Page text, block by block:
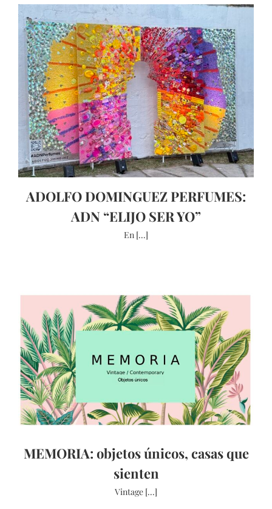
ADOLFO DOMINGUEZ PERFUMES:
ADN “ELIJO SER YO”
En [...]
MEMORIA: objetos únicos, casas que
sienten
Vintage [...]